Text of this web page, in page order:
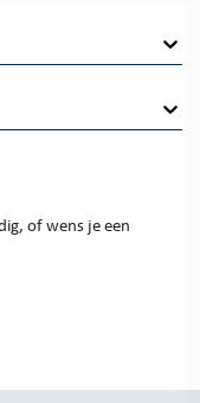
of wens je een